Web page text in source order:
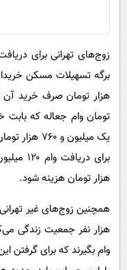
یک میلیون
هزار تومان هزینه شود.